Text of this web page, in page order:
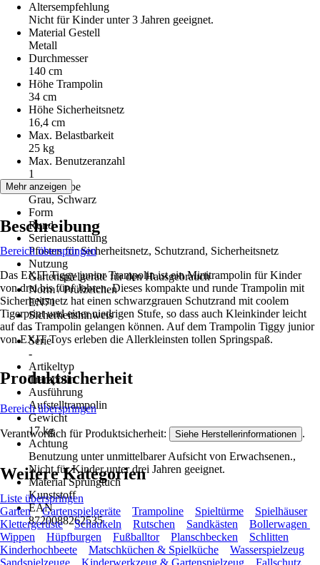
Altersempfehlung
Nicht für Kinder unter 3 Jahren geeignet.
Material Gestell
Metall
Durchmesser
140 cm
Höhe Trampolin
34 cm
Höhe Sicherheitsnetz
16,4 cm
Max. Belastbarkeit
25 kg
Max. Benutzeranzahl
1
Grundfarbe
Grau, Schwarz
Form
Rund
Serienausstattung
Pfosten für Sicherheitsnetz, Schutzrand, Sicherheitsnetz
Nutzung
Gartenspielgeräte für den Hausgebrauch
Norm / Prüfzeichen
EN71
Sicherheitshinweis
-
Serie
-
Artikeltyp
Trampolin
Ausführung
Aufstelltrampolin
Gewicht
17 kg
Achtung
Benutzung unter unmittelbarer Aufsicht von Erwachsenen.,
Nicht für Kinder unter drei Jahren geeignet.
Material Sprungtuch
Kunststoff
EAN
8720088262535
Mehr anzeigen
Beschreibung
Bereich überspringen
Das EXIT Tiggy junior Trampolin ist ein Minitrampolin für Kinder
von drei bis fünf Jahren. Dieses kompakte und runde Trampolin mit
Sicherheitsnetz hat einen schwarzgrauen Schutzrand mit coolem
Tigerprint und einer niedrigen Stufe, so dass auch Kleinkinder leicht
auf das Trampolin gelangen können. Auf dem Trampolin Tiggy junior
von EXIT Toys erleben die Allerkleinsten tollen Springspaß.
Produktsicherheit
Bereich überspringen
Verantwortlich für Produktsicherheit: Siehe Herstellerinformationen .
Weitere Kategorien
Liste überspringen
Garten
Gartenspielgeräte Trampoline Spieltürme
Spielhäuser
Klettergerüste
Schaukeln Rutschen Sandkästen
Bollerwagen
Wippen
Hüpfburgen Fußballtor Planschbecken
Schlitten
Kinderhochbeete
Matschküchen & Spielküche
Wasserspielzeug
Sandspielzeuge
Kinderwerkzeug & Gartenspielzeug Fallschutz